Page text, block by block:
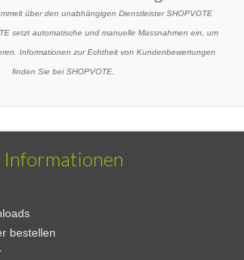
über den unabhängigen Dienstleister SHOPVOTE
setzt automatische und manuelle Massnahmen ein, um
Informationen zur Echtheit von Kundenbewertungen
finden Sie bei SHOPVOTE.
Informationen
bestellen